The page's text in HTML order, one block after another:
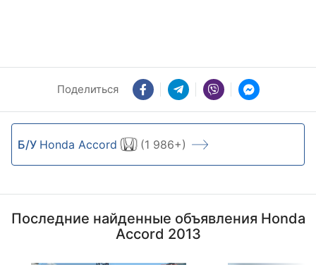
Поделиться
Б/У Honda Accord (1 986+)
Последние найденные объявления Honda
Accord 2013